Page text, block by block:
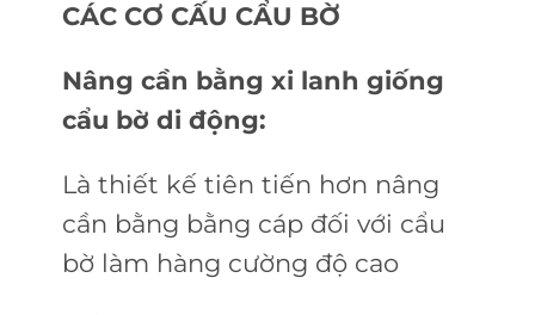
CÁC CƠ CẤU CẨU BỜ
Nâng cần bằng xi lanh giống
cẩu bờ di động:
Là thiết kế tiên tiến hơn nâng
cần bằng bằng cáp đối với cẩu
bờ làm hàng cường độ cao